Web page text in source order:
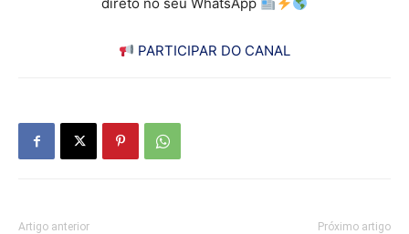
PARTICIPAR DO CANAL
Artigo anterior Próximo artigo